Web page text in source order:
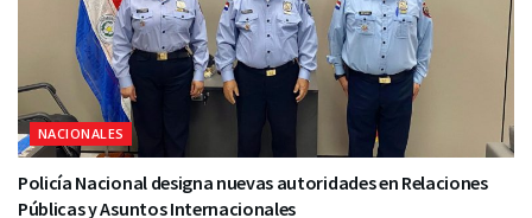
NACIONALES
Policía Nacional designa nuevas autoridades en Relaciones
Públicas y Asuntos Internacionales